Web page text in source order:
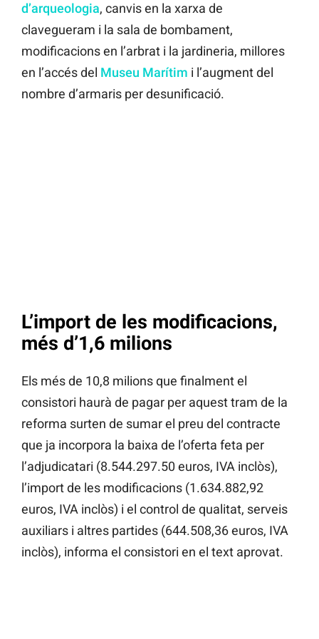
d’arqueologia, canvis en la xarxa de
clavegueram i la sala de bombament,
modificacions en l’arbrat i la jardineria, millores
en l’accés del Museu Marítim i l’augment del
nombre d’armaris per desunificació.
L’import de les modificacions,
més d’1,6 milions
Els més de 10,8 milions que finalment el
consistori haurà de pagar per aquest tram de la
reforma surten de sumar el preu del contracte
que ja incorpora la baixa de l’oferta feta per
l’adjudicatari (8.544.297.50 euros, IVA inclòs),
l’import de les modificacions (1.634.882,92
euros, IVA inclòs) i el control de qualitat, serveis
auxiliars i altres partides (644.508,36 euros, IVA
inclòs), informa el consistori en el text aprovat.